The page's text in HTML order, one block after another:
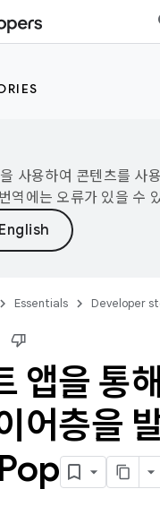
사용하여 콘텐츠를 사
역에는 오류가 있을 수
Essentials Developer
앱을 통
어층을